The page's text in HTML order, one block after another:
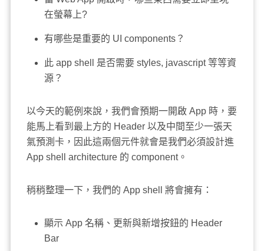
在螢幕上?
有哪些是重要的 UI components？
此 app shell 是否需要 styles, javascript 等等資
源？
以今天的範例來說，我們會預期一開啟 App 時，要
能馬上看到最上方的 Header 以及中間至少一張天
氣預測卡，因此這兩個元件就會是我們必須設計進
App shell architecture 的 component。
稍稍整理一下，我們的 App shell 將會擁有：
顯示 App 名稱、更新與新增按鈕的 Header
Bar